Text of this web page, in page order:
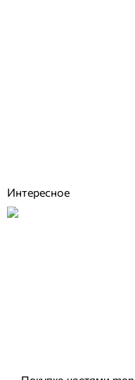
Интересное